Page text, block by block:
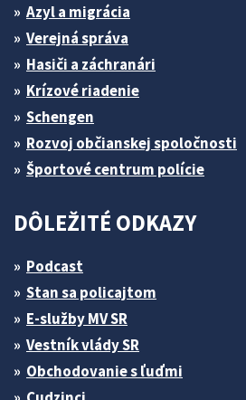
Azyl a migrácia
Verejná správa
Hasiči a záchranári
Krízové riadenie
Schengen
Rozvoj občianskej spoločnosti
Športové centrum polície
DÔLEŽITÉ ODKAZY
Podcast
Stan sa policajtom
E-služby MV SR
Vestník vlády SR
Obchodovanie s ľuďmi